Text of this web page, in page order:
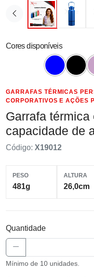
Cores disponíveis
GARRAFAS TÉRMICAS
CORPORATIVOS E AÇÕES
Garrafa
capacidade de
Código: X19012
PESO
481g
ALTURA
26,0cm
Quantidade
Mínimo de 10 unidades.